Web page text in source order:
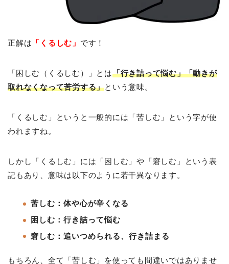
正解は 「くるしむ」 です！
「困しむ（くるしむ）」とは「行き詰って悩む」「動きが
取れなくなって苦労する」という意味。
「くるしむ」というと一般的には「苦しむ」という字が使
われますね。
しかし「くるしむ」には「困しむ」や「窘しむ」という表
記もあり、意味は以下のように若干異なります。
苦しむ：体や心が辛くなる
困しむ：行き詰って悩む
窘しむ：追いつめられる、行き詰まる
もちろん、全て「苦しむ」を使っても間違いではありませ